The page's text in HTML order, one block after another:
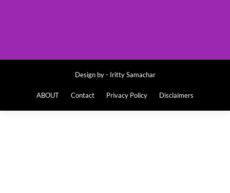
Design by - Iritty Samachar
ABOUT Contact Privacy Policy Disclaimers